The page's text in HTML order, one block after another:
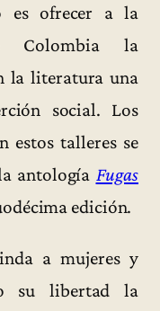
es ofrecer a la
Colombia la
la literatura una
social. Los
estos talleres se
antología Fugas
edición.
a mujeres y
su libertad la